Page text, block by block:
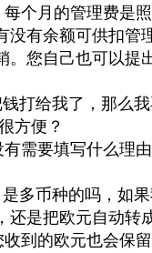
个月的管理费是
没有余额可供扣管
。您自己也可以提
打给我了，那么
方便？
需要填写什么理
多币种的吗，如
还是把欧元自动转
到的欧元也会保